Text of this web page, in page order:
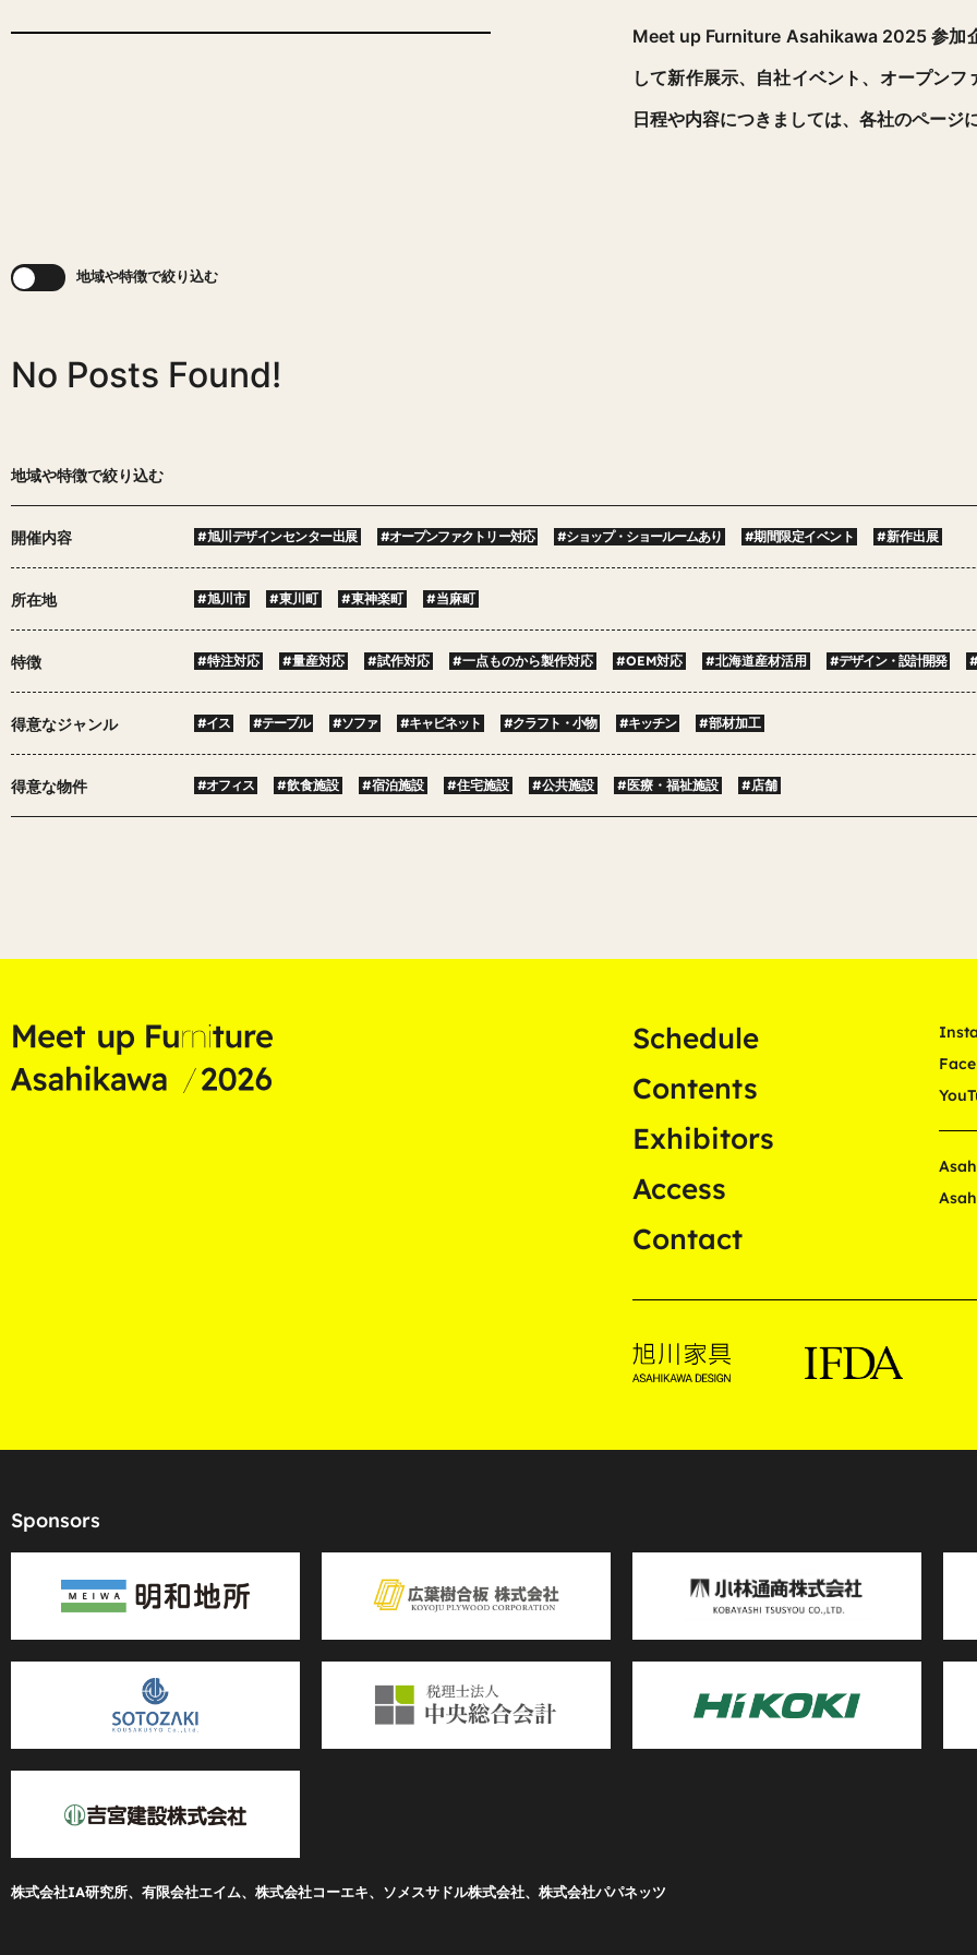
Meet up Furniture Asahikawa 2025 参加
して新作展示、自社イベント、オープンフ
日程や内容につきましては、各社のページ
地域や特徴で絞り込む
No Posts Found!
地域や特徴で絞り込む
開催内容 #旭川デザインセンター出展 #オープンファクトリー対応 #ショップ・ショールームあり #期間限定イベント #新作出展
所在地 #旭川市 #東川町 #東神楽町 #当麻町
特徴 #特注対応 #量産対応 #試作対応 #一点ものから製作対応 #OEM対応 #北海道産材活用 #デザイン・設計開発
得意なジャンル #イス #テーブル #ソファ #キャビネット #クラフト・小物 #キッチン #部材加工
得意な物件 #オフィス #飲食施設 #宿泊施設 #住宅施設 #公共施設 #医療・福祉施設 #店舗
Schedule
Contents
Exhibitors
Access
Contact
Sponsors
株式会社IA研究所、有限会社エイム、株式会社コーエキ、ソメスサドル株式会社、株式会社パパネッツ